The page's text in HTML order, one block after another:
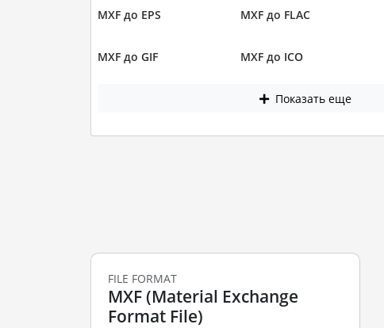
MXF до EPS MXF до FLAC
MXF до GIF MXF до ICO
Показать еще
FILE FORMAT
MXF (Material Exchange
Format File)